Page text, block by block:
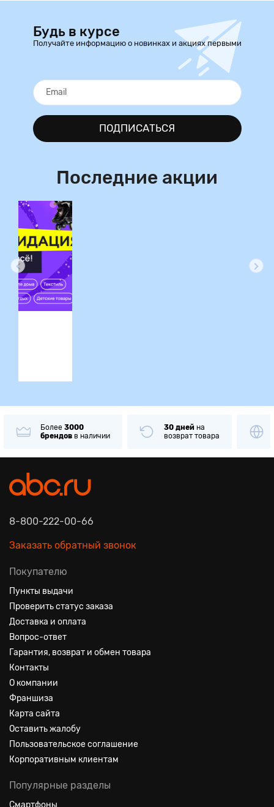
Будь в курсе
Получайте информацию о новинках и акциях первыми
ПОДПИСАТЬСЯ
Последние акции
Более 3000
брендов в наличии
30 дней на
возврат товара
8-800-222-00-66
Заказать обратный звонок
Покупателю
Пункты выдачи
Проверить статус заказа
Доставка и оплата
Вопрос-ответ
Гарантия, возврат и обмен товара
Контакты
О компании
Франшиза
Карта сайта
Оставить жалобу
Пользовательское соглашение
Корпоративным клиентам
Популярные разделы
Смартфоны